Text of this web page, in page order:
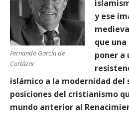
Fernando García de
Cortázar
y ese
que
poner a
islámico a la modernidad del
posiciones del cristianismo
mundo anterior al